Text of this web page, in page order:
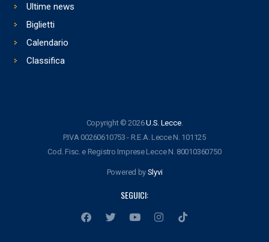
Ultime news
Biglietti
Calendario
Classifica
Copyright © 2026U.S. Lecce.
P.IVA 00260610753 - R.E.A. Lecce N. 101125
Cod. Fisc. e Registro Imprese Lecce N. 80010360750
Powered by Slyvi
SEGUICI: